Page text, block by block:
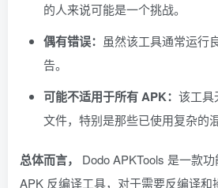
的人来说可能是一个挑战。
偶有错误： 虽然该工具通常运行
告。
可能不适用于所有 APK： 该工具
文件，特别是那些已使用复杂的
总体而言，
Dodo APKTools 是一款
APK 反编译工具，对于需要反编译和